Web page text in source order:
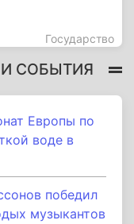
Государство
СОБЫТИЯ
Европы по
воде в
победил
музыкантов